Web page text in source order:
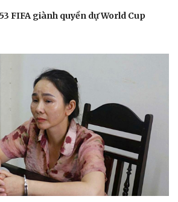
FIFA giành quyền dự World Cup